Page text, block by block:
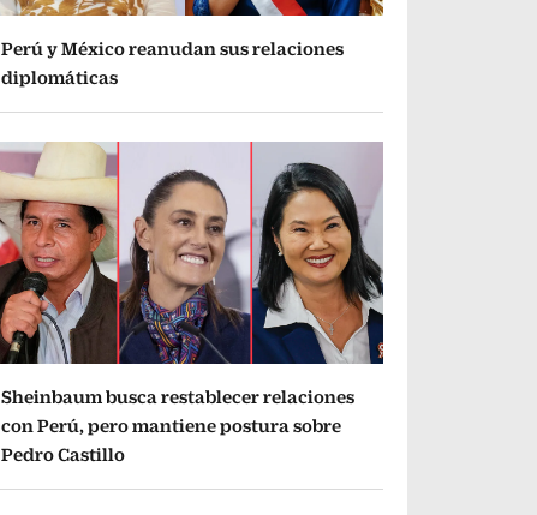
Perú y México reanudan sus relaciones
diplomáticas
Sheinbaum busca restablecer relaciones
con Perú, pero mantiene postura sobre
Pedro Castillo